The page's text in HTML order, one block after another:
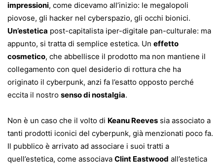
impressioni, come dicevamo all’inizio: le megalopoli
piovose, gli hacker nel cyberspazio, gli occhi bionici.
Un’estetica post-capitalista iper-digitale pan-culturale: ma
appunto, si tratta di semplice estetica. Un effetto
cosmetico, che abbellisce il prodotto ma non mantiene il
collegamento con quel desiderio di rottura che ha
originato il cyberpunk, anzi fa l’esatto opposto perché
eccita il nostro senso di nostalgia.
Non è un caso che il volto di Keanu Reeves sia associato a
tanti prodotti iconici del cyberpunk, già menzionati poco fa.
Il pubblico è arrivato ad associare i suoi tratti a
quell’estetica, come associava Clint Eastwood all’estetica